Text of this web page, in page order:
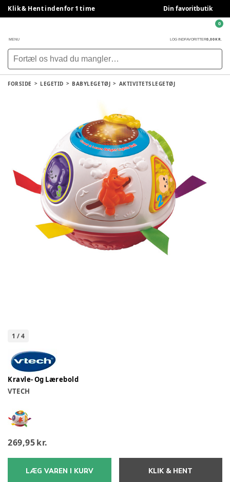
Klik & Hent indenfor 1 time Din favoritbutik
MENU LOG INDFAVORITTER0,00 KR.
0
FORSIDE LEGETID BABYLEGETØJ AKTIVITETSLEGETØJ
1 /4
Kravle- Og Lærebold
VTECH
269,95 kr.
LÆG VAREN I KURV KLIK & HENT